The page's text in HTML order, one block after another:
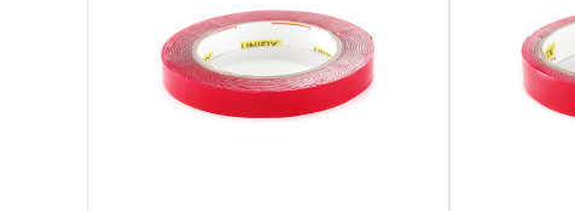
PA-1155 PA-1152